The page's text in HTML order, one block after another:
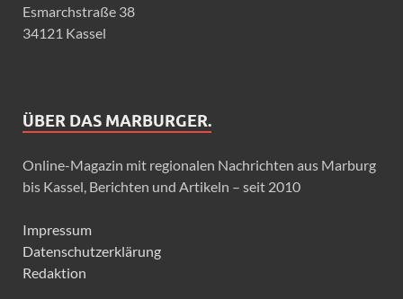
Esmarchstraße 38
34121 Kassel
ÜBER DAS MARBURGER.
Online-Magazin mit regionalen Nachrichten aus Marburg
bis Kassel, Berichten und Artikeln – seit 2010
Impressum
Datenschutzerklärung
Redaktion